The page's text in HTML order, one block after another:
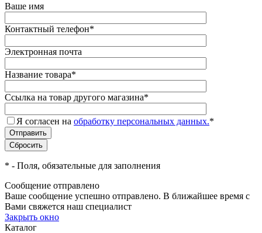
Ваше имя
Контактный телефон*
Электронная почта
Название товара*
Ссылка на товар другого магазина*
Я согласен на обработку персональных данных.*
* - Поля, обязательные для заполнения
Сообщение отправлено
Ваше сообщение успешно отправлено. В ближайшее время с
Вами свяжется наш специалист
Закрыть окно
Каталог